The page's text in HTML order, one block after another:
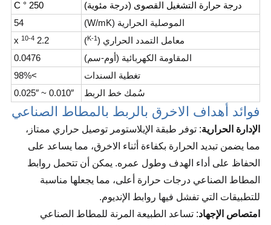
درجة حرارة التشغيل القصوى (درجة مئوية)
250 ° C
الموصلية الحرارية (W/mK)
54
معامل التمدد الحراري (K-1
)
2.2 x
10-4
المقاومة الكهربائية (أوم-سم)
0.0476
تغطية السندات
>98%
سُمك خط الربط
0.010″ ~ 0.025″
فوائد أهداف الاخرق بالربط بالمطاط الصناعي
الإدارة الحرارية: توفر طبقة الإيلاستومر توصيل حراري ممتاز،
مما يضمن تبديد الحرارة بكفاءة أثناء الاخرق، مما يساعد على
الحفاظ على أداء الهدف وطول عمره. يمكن أن تتحمل روابط
المطاط الصناعي درجات حرارة أعلى، مما يجعلها مناسبة
للتطبيقات التي تفشل فيها روابط الإنديوم.
امتصاص الإجهاد: تساعد الطبيعة المرنة للمطاط الصناعي